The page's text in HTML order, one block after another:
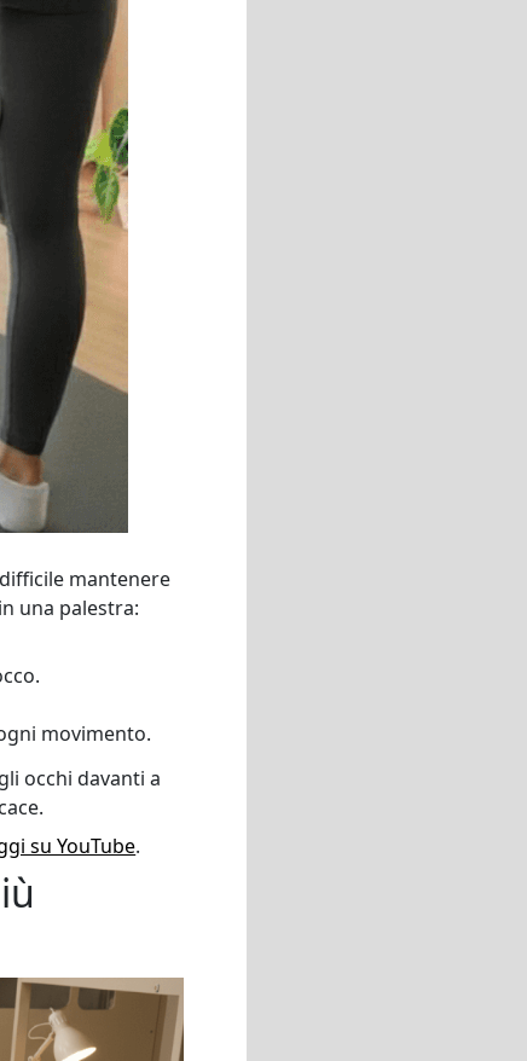
mantenere
una palestra:
movimento.
occhi davanti a
su YouTube.